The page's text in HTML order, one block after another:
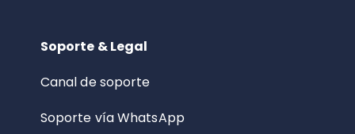
Soporte & Legal
Canal de soporte
Soporte vía WhatsApp